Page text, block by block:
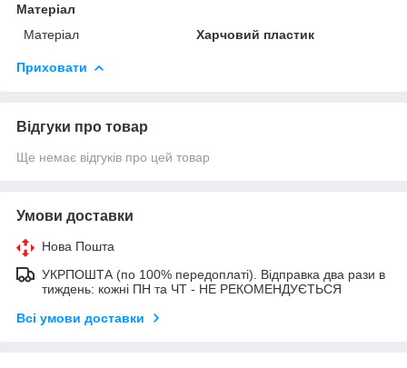
Матеріал
Матеріал
Харчовий пластик
Приховати
Відгуки про товар
Ще немає відгуків про цей товар
Умови доставки
Нова Пошта
УКРПОШТА (по 100% передоплаті). Відправка два рази в
тиждень: кожні ПН та ЧТ - НЕ РЕКОМЕНДУЄТЬСЯ
Всі умови доставки